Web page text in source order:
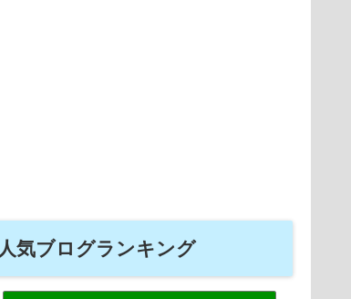
人気ブログランキング